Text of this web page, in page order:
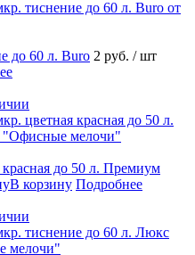
до 60 л. Buro 2 руб. / шт
до 50 л. Премиум
В корзину Подробнее